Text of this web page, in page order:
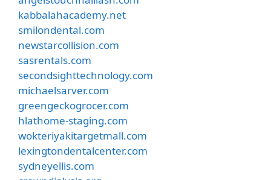
kabbalahacademy.net
smilondental.com
newstarcollision.com
sasrentals.com
secondsighttechnology.com
michaelsarver.com
greengeckogrocer.com
hlathome-staging.com
wokteriyakitargetmall.com
lexingtondentalcenter.com
sydneyellis.com